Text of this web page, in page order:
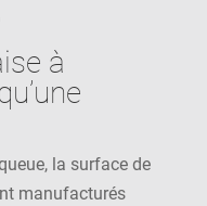
à
la surface de
manufacturés